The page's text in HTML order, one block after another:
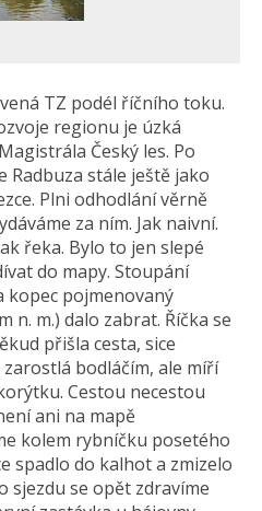
TZ podél říčního toku.
regionu je úzká
Český les. Po
Radbuza stále ještě jako
Plni odhodlání věrně
za ním. Jak naivní.
řeka. Bylo to jen slepé
do mapy. Stoupání
kopec pojmenovaný
n. m.) dalo zabrat. Říčka se
přišla cesta, sice
bodláčím, ale míří
Cestou necestou
ani na mapě
kolem rybníčku posetého
spadlo do kalhot a zmizelo
sjezdu se opět zdravíme